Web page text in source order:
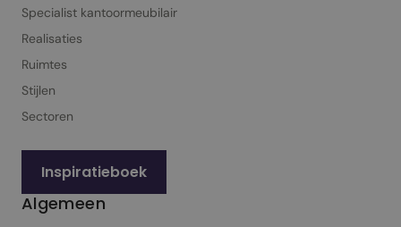
Specialist kantoor­meubilair
Realisaties
Ruimtes
Stijlen
Sectoren
Inspiratieboek
Algemeen